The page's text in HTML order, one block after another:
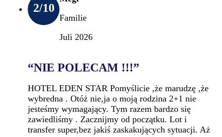
2/10
Familie
Juli 2026
“NIE POLECAM !!!”
HOTEL EDEN STAR Pomyślicie ,że marudzę ,że
wybredna . Otóż nie,ja o moją rodzina 2+1 nie
jesteśmy wymagający. Tym razem bardzo się
zawiedliśmy . Zacznijmy od początku. Lot i
transfer super,bez jakiś zaskakujących sytuacji. Aż